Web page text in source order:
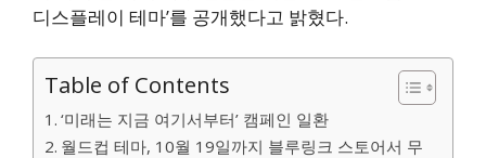
디스플레이 테마’를 공개했다고 밝혔다.
Table of Contents
‘미래는 지금 여기서부터’ 캠페인 일환
월드컵 테마, 10월 19일까지 블루링크 스토어서 무